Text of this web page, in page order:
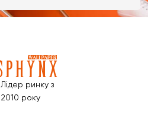
Лідер ринку з
2010 року